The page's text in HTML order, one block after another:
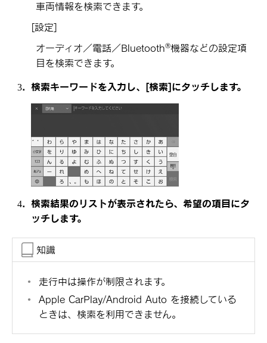
車両情報を検索できます。
[‍設定‍]
オーディオ／電話／Bluetooth®機器などの設定項
目を検索できます。
検索キーワードを入力し、 [‍検索‍]にタッチします。
検索結果のリストが表示されたら、希望の項目にタ
ッチします。
知識
走行中は操作が制限されます。
Apple CarPlay/Android Auto を接続している
ときは、検索を利用できません。